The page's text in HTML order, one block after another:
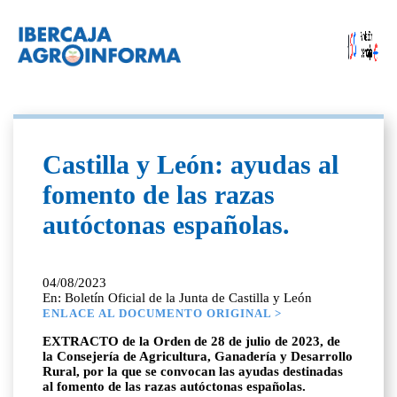
Castilla y León: ayudas al
fomento de las razas
autóctonas españolas.
04/08/2023
En: Boletín Oficial de la Junta de Castilla y León
ENLACE AL DOCUMENTO ORIGINAL >
EXTRACTO de la Orden de 28 de julio de 2023, de
la Consejería de Agricultura, Ganadería y Desarrollo
Rural, por la que se convocan las ayudas destinadas
al fomento de las razas autóctonas españolas.